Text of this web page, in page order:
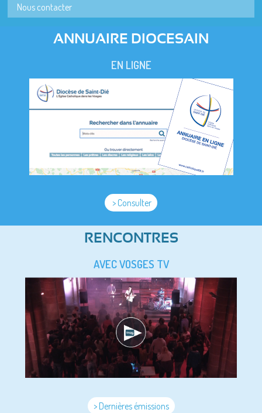
Nous contacter
ANNUAIRE DIOCESAIN
EN LIGNE
> Consulter
RENCONTRES
AVEC VOSGES TV
> Dernières émissions